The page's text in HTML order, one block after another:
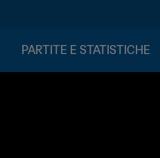
PARTITE E STATISTICHE